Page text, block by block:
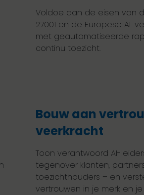
Voldoe aan de eisen van
27001 en de Europese AI-
met geautomatiseerde
continu toezicht.
Bouw aan
veerkracht
Toon verantwoord AI-
tegenover klanten,
toezichthouders – en
vertrouwen in je merk en